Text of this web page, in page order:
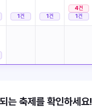
1건 1건
4건
1건
는 축제를 확인하세요!